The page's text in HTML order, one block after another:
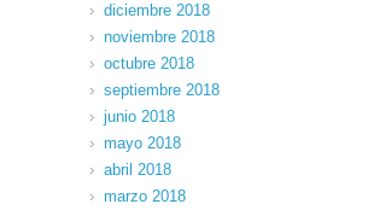
diciembre 2018
noviembre 2018
octubre 2018
septiembre 2018
junio 2018
mayo 2018
abril 2018
marzo 2018